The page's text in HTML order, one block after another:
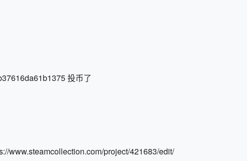
投币了
www.steamcollection.com/project/421683/edit/